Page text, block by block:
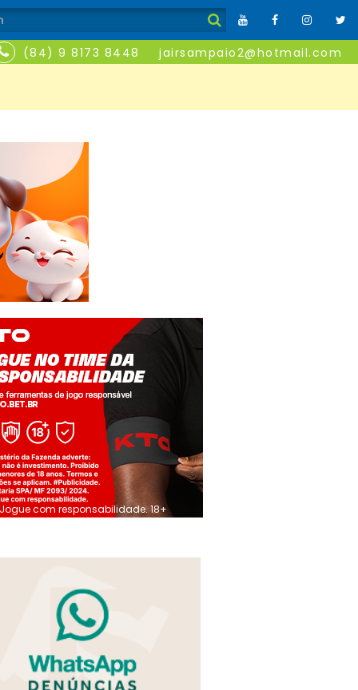
(84) 9 8173 8448 jairsampaio2@hotmail.com
Jogue com responsabilidade. 18+